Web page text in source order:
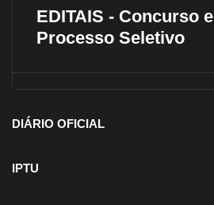
EDITAIS - Concurso e
Processo Seletivo
DIÁRIO OFICIAL
IPTU